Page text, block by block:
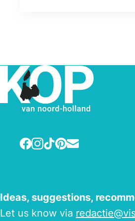
Facebook
Instagram
TikTok
Pinterest
E-mail
Ideas, suggestions,
Let us know via